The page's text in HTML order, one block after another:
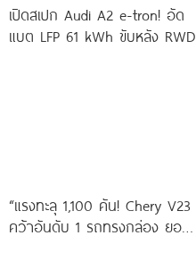
เปิดสเปก Audi A2 e-tron! อัด
แบต LFP 61 kWh ขับหลัง RWD
“แรงทะลุ 1,100 คัน! Chery V23
คว้าอันดับ 1 รถทรงกล่อง ยอด